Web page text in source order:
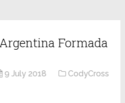
Formada
9 July 2018
CodyCross